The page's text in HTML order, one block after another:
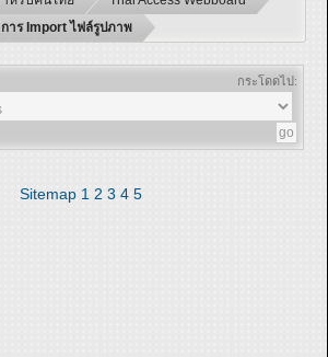
การ Import ไฟล์รูปภาพ
กระโดดไป:
Sitemap 1 2 3 4 5